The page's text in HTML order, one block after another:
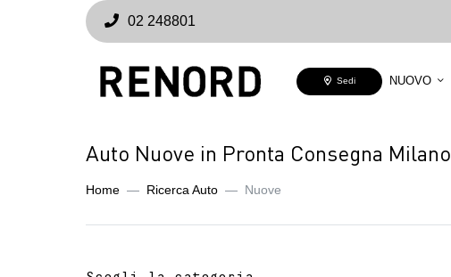
02 248801
Sedi NUOVO
Auto Nuove in Pronta Consegna Milano
Home Ricerca Auto Nuove